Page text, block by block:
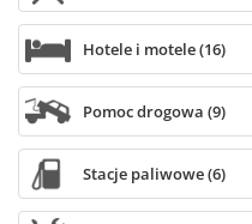
Hotele i motele (16)
Pomoc drogowa (9)
Stacje paliwowe (6)